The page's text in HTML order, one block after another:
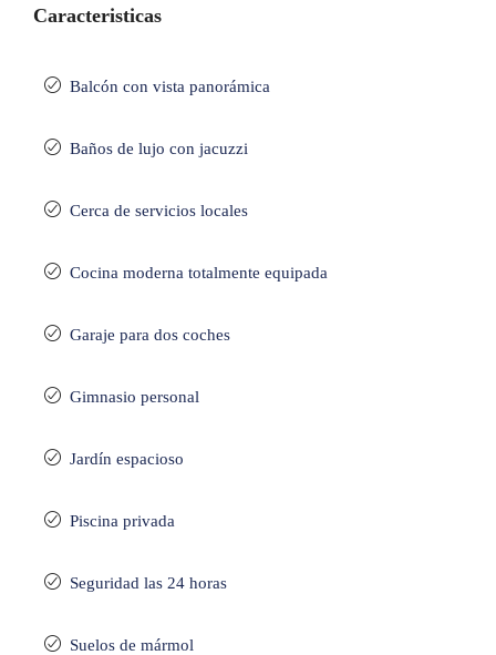
Caracteristicas
Balcón con vista panorámica
Baños de lujo con jacuzzi
Cerca de servicios locales
Cocina moderna totalmente equipada
Garaje para dos coches
Gimnasio personal
Jardín espacioso
Piscina privada
Seguridad las 24 horas
Suelos de mármol